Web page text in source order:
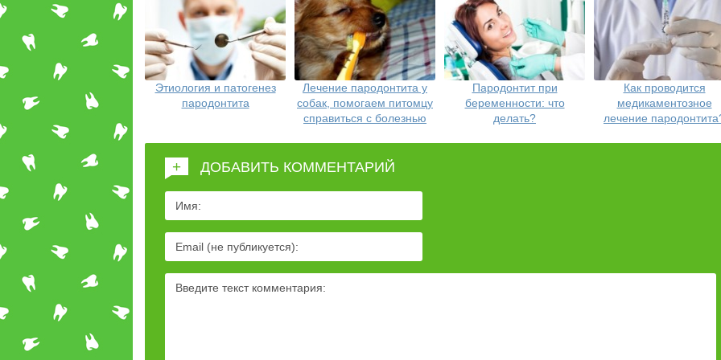
Этиология и патогенез
пародонтита
Лечение пародонтита у
собак, помогаем питомцу
справиться с болезнью
Пародонтит при
беременности: что
делать?
Как проводится
медикаментозное
лечение
+ ДОБАВИТЬ КОММЕНТАРИЙ